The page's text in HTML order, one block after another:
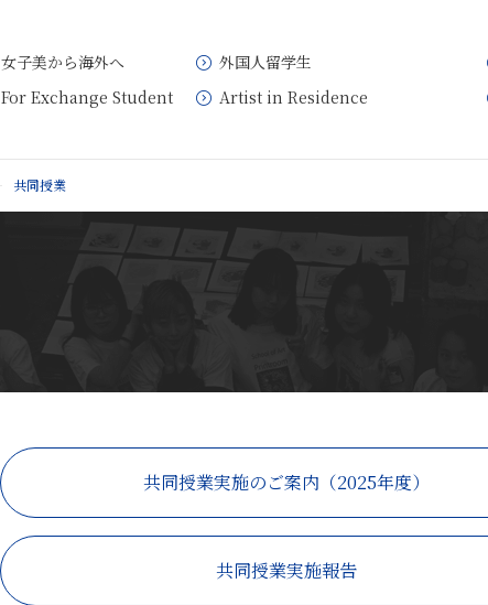
女子美から海外へ 外国人留学生
For Exchange Student
Artist in Residence
共同授業
共同授業実施のご案内（2025年度）
共同授業実施報告